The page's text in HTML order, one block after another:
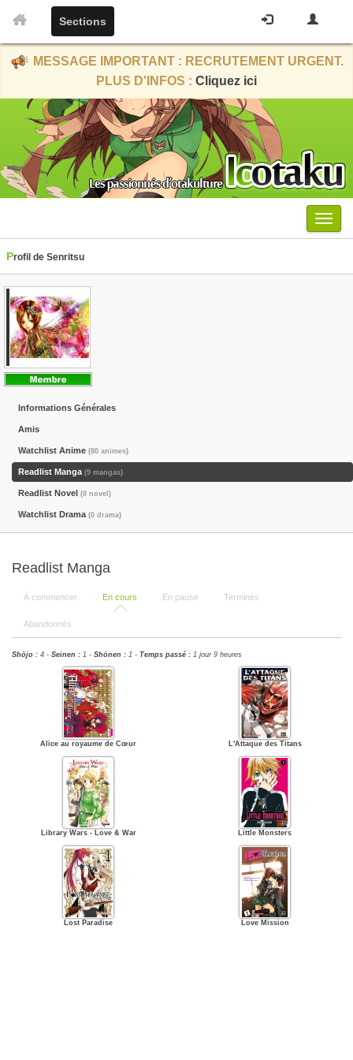
Sections
MESSAGE IMPORTANT : RECRUTEMENT URGENT.
PLUS D'INFOS : Cliquez ici
Menu
Profil de Senritsu
Informations Générales
Amis
Watchlist Anime (80 animes)
Readlist Manga (9 mangas)
Readlist Novel (0 novel)
Watchlist Drama (0 drama)
Readlist Manga
À commencer En cours En pause Terminés
Abandonnés
Shōjo : 4 - Seinen : 1 - Shōnen : 1 - Temps passé : 1 jour 9 heures
Alice au royaume de Cœur L'Attaque des Titans
Library Wars - Love & War Little Monsters
Lost Paradise Love Mission